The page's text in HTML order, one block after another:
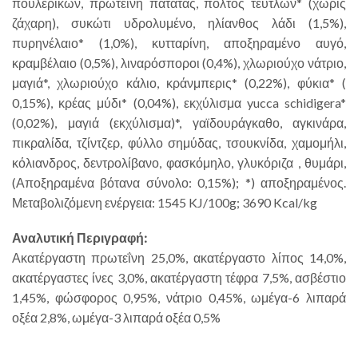
πουλερικών, πρωτεΐνη πατάτας, πολτός τεύτλων* (χωρίς
ζάχαρη), συκώτι υδρολυμένο, ηλίανθος λάδι (1,5%),
πυρηνέλαιο* (1,0%), κυτταρίνη, αποξηραμένο αυγό,
κραμβέλαιο (0,5%), λιναρόσποροι (0,4%), χλωριούχο νάτριο,
μαγιά*, χλωριούχο κάλιο, κράνμπερις* (0,22%), φύκια* (
0,15%), κρέας μύδι* (0,04%), εκχύλισμα yucca schidigera*
(0,02%), μαγιά (εκχύλισμα)*, γαϊδουράγκαθο, αγκινάρα,
πικραλίδα, τζίντζερ, φύλλο σημύδας, τσουκνίδα, χαμομήλι,
κόλιανδρος, δεντρολίβανο, φασκόμηλο, γλυκόριζα , θυμάρι,
(Αποξηραμένα βότανα σύνολο: 0,15%); *) αποξηραμένος.
Μεταβολιζόμενη ενέργεια: 1545 KJ/100g; 3690 Kcal/kg
Αναλυτική Περιγραφή:
Ακατέργαστη πρωτεΐνη 25,0%, ακατέργαστο λίπος 14,0%,
ακατέργαστες ίνες 3,0%, ακατέργαστη τέφρα 7,5%, ασβέστιο
1,45%, φώσφορος 0,95%, νάτριο 0,45%, ωμέγα-6 λιπαρά
οξέα 2,8%, ωμέγα-3 λιπαρά οξέα 0,5%